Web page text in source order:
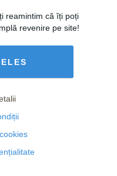
reamintim că îți poți
revenire pe site!
© 2026 Ringier Romania. Toate